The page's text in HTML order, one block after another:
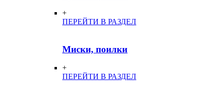
+
ПЕРЕЙТИ В РАЗДЕЛ
Миски, поилки
+
ПЕРЕЙТИ В РАЗДЕЛ